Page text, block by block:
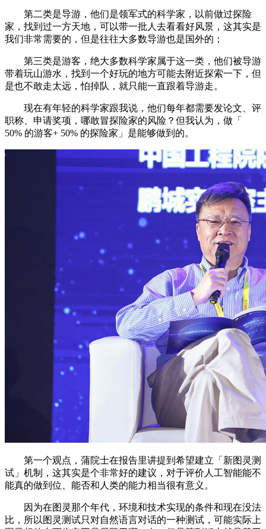
第二类是导游，他们是领军式的科学家，以前做过探险
家，找到过一方天地，可以带一批人去看看好风景，这其实是
我们非常需要的，但是往往大多数导游也是国外的；
第三类是游客，绝大多数科学家属于这一类，他们被导游
带着玩山游水，找到一个好玩的地方可能去附近探索一下，但
是也不敢走太远，怕掉队，就只能一直跟着导游走。
现在有年轻的科学家跟我说，他们每年都需要发论文、评
职称、申请奖项，哪敢冒探险家的风险？但我认为，做「
50% 的游客+ 50% 的探险家」是能够做到的。
第一个观点，蒲院士在报告里讲提到希望建立「新图灵测
试」机制，这其实是个非常好的建议，对于评价人工智能能不
能真的做到位、能否和人类的能力相当很有意义。
因为在图灵那个年代，环境和技术实现的条件和现在没法
比，所以图灵测试只对自然语言对话的一种测试，可能实际上